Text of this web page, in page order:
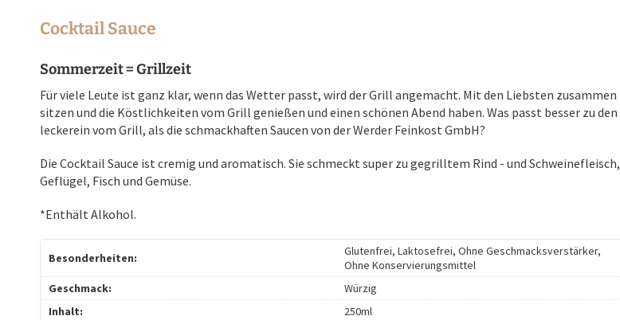
Cocktail Sauce
Sommerzeit = Grillzeit
Für viele Leute ist ganz klar, wenn das Wetter passt, wird der Grill angemacht. Mit den Liebsten zusammen
sitzen und die Köstlichkeiten vom Grill genießen und einen schönen Abend haben. Was passt besser zu den
leckerein vom Grill, als die schmackhaften Saucen von der Werder Feinkost GmbH?
Die Cocktail Sauce ist cremig und aromatisch. Sie schmeckt super zu gegrilltem Rind - und Schweinefleisch,
Geflügel, Fisch und Gemüse.
*Enthält Alkohol.
Besonderheiten:
Glutenfrei, Laktosefrei, Ohne Geschmacksverstärker,
Ohne Konservierungsmittel
Geschmack:
Würzig
Inhalt:
250ml